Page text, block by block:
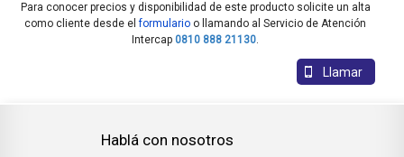
Para conocer precios y disponibilidad de este producto solicite un alta
como cliente desde elformulario o llamando al Servicio de Atención
Intercap 0810 888 21130.
Llamar
Hablá con nosotros